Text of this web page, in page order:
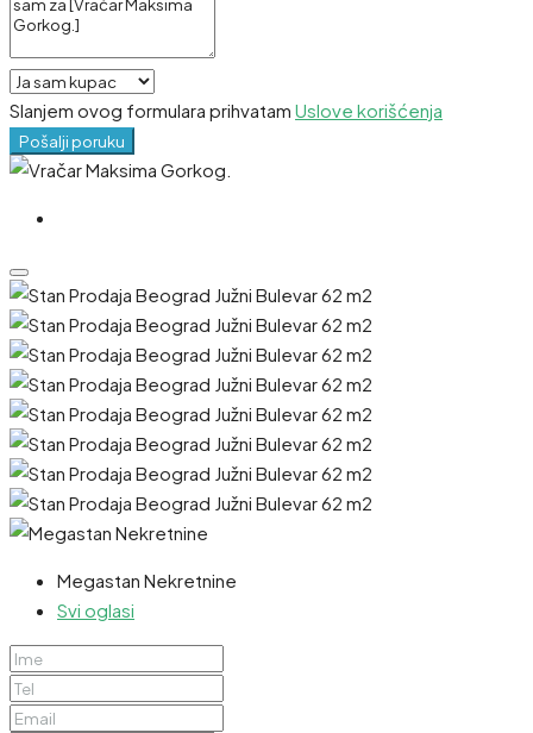
Slanjem ovog formulara prihvatam Uslove korišćenja
Pošalji poruku
Megastan Nekretnine
Svi oglasi